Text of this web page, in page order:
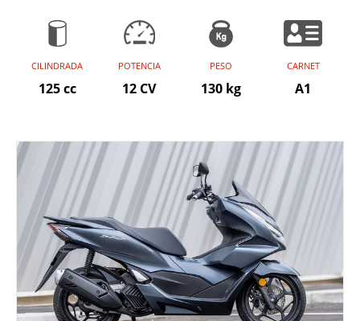
CILINDRADA
125 cc
POTENCIA
12 CV
PESO
130 kg
CARNET
A1